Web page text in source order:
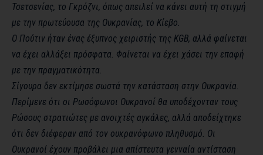
Τσετσενίας, το Γκρόζνι, όπως απειλεί να κάνει αυτή τη στιγμή
με την πρωτεύουσα της Ουκρανίας, το Κίεβο.
Ο Πούτιν ήταν ένας έξυπνος χειριστής της KGB, αλλά φαίνεται
να έχει αλλάξει πρόσφατα. Φαίνεται να έχει χάσει την επαφή
με την πραγματικότητα.
Σίγουρα δεν εκτίμησε σωστά την κατάσταση στην Ουκρανία.
Περίμενε ότι οι Ρωσόφωνοι Ουκρανοί θα υποδέχονταν τους
Ρώσους στρατιώτες με ανοιχτές αγκάλες, αλλά αποδείχτηκε
ότι δεν διέφεραν από τον ουκρανόφωνο πληθυσμό. Οι
Ουκρανοί έχουν προβάλει μια απίστευτα γενναία αντίσταση